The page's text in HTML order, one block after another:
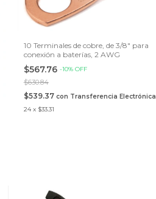
10 Terminales de cobre, de 3/8" para
conexión a baterías, 2 AWG
$567.76 -10% OFF
$630.84
$539.37 con Transferencia Electrónica
24 x $33.31